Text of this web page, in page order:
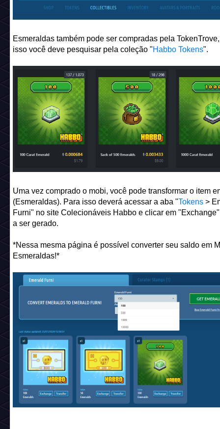
Esmeraldas também pode ser compradas pela
isso você deve pesquisar pela coleção "Habbo Tokens".
Uma vez comprado o mobi, você pode transformar o item
(Esmeraldas). Para isso deverá acessar a aba "Tokens>
Furni" no site Colecionáveis Habbo e clicar em
a ser gerado.
*Nessa mesma página é possível converter seu saldo em
Esmeraldas!*